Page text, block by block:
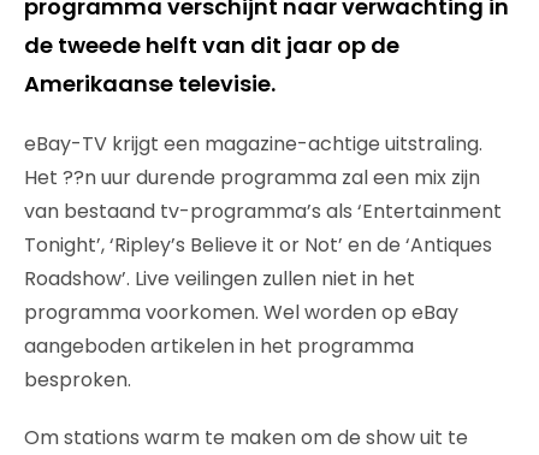
programma verschijnt naar verwachting in
de tweede helft van dit jaar op de
Amerikaanse televisie.
eBay-TV krijgt een magazine-achtige uitstraling.
Het ??n uur durende programma zal een mix zijn
van bestaand tv-programma’s als ‘Entertainment
Tonight’, ‘Ripley’s Believe it or Not’ en de ‘Antiques
Roadshow’. Live veilingen zullen niet in het
programma voorkomen. Wel worden op eBay
aangeboden artikelen in het programma
besproken.
Om stations warm te maken om de show uit te